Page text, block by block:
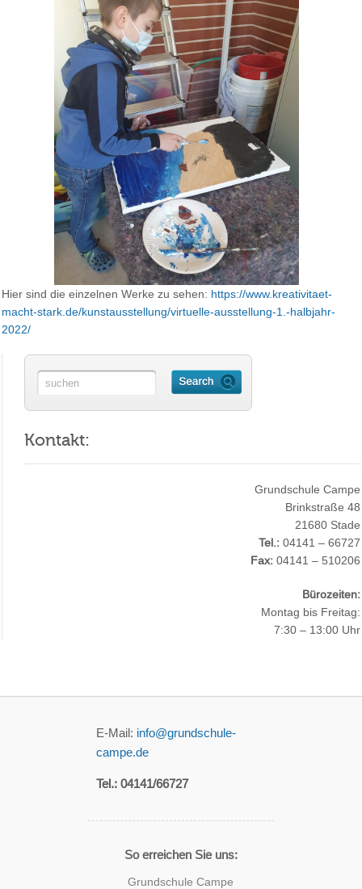
Hier sind die einzelnen Werke zu sehen: https://www.kreativitaet-
macht-stark.de/kunstausstellung/virtuelle-ausstellung-1.-halbjahr-
2022/
Kontakt:
Grundschule Campe
Brinkstraße 48
21680 Stade
Tel.:04141 – 66727
Fax:04141 – 510206
Bürozeiten:
Montag bis Freitag:
7:30 – 13:00 Uhr
E-Mail: info@grundschule-
campe.de
Tel.: 04141/66727
So erreichen Sie uns:
Grundschule Campe